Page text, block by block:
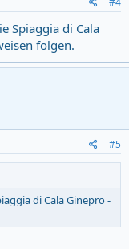
Spiaggia di Cala
folgen.
#5
di Cala Ginepro -